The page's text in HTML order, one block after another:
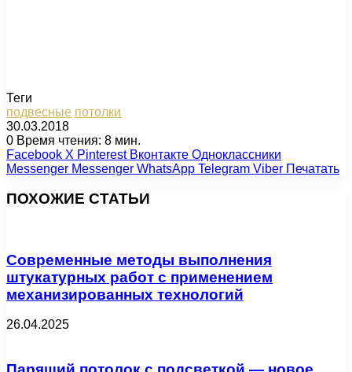
Теги
подвесные потолки
30.03.2018
0 Время чтения: 8 мин.
Facebook X Pinterest Вконтакте Одноклассники
Messenger Messenger WhatsApp Telegram Viber Печатать
ПОХОЖИЕ СТАТЬИ
Современные методы выполнения
штукатурных работ с применением
механизированных технологий
26.04.2025